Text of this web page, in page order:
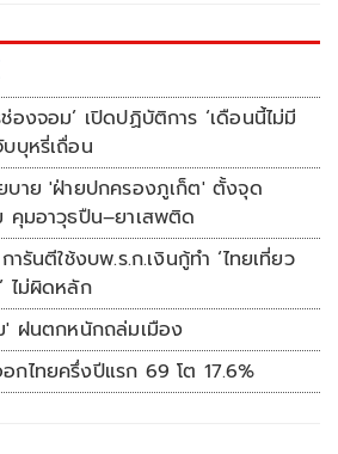
องจอม’ เปิดปฏิบัติการ ‘เดือนนี้ไม่มี
บุหรี่เถื่อน
บาย 'ฝ่ายปกครองภูเก็ต' ตั้งจุด
คุมอาวุธปืน–ยาเสพติด
การันตีใช้งบพ.ร.ก.เงินกู้ทำ ‘ไทยเที่ยว
ไม่ผิดหลัก
ฝนตกหนักถล่มเมือง
กไทยครึ่งปีแรก 69 โต 17.6%